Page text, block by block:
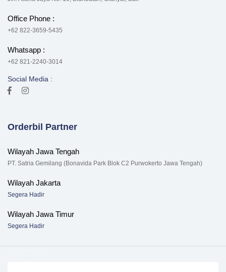
Jln. Astina Jaya No. 10, Blahbatuh, Gianyar, Bali
Office Phone :
Whatsapp :
Social Media :
Orderbil Partner
Wilayah Jawa Tengah
PT. Satria Gemilang (Bonavida Park Blok C2 Purwokerto Jawa Tengah)
Wilayah Jakarta
Segera Hadir
Wilayah Jawa Timur
Segera Hadir